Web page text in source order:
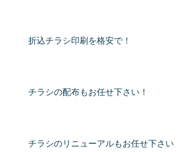
折込チラシ印刷を格安で！
チラシの配布もお任せ下さい！
チラシのリニューアルもお任せ下さい